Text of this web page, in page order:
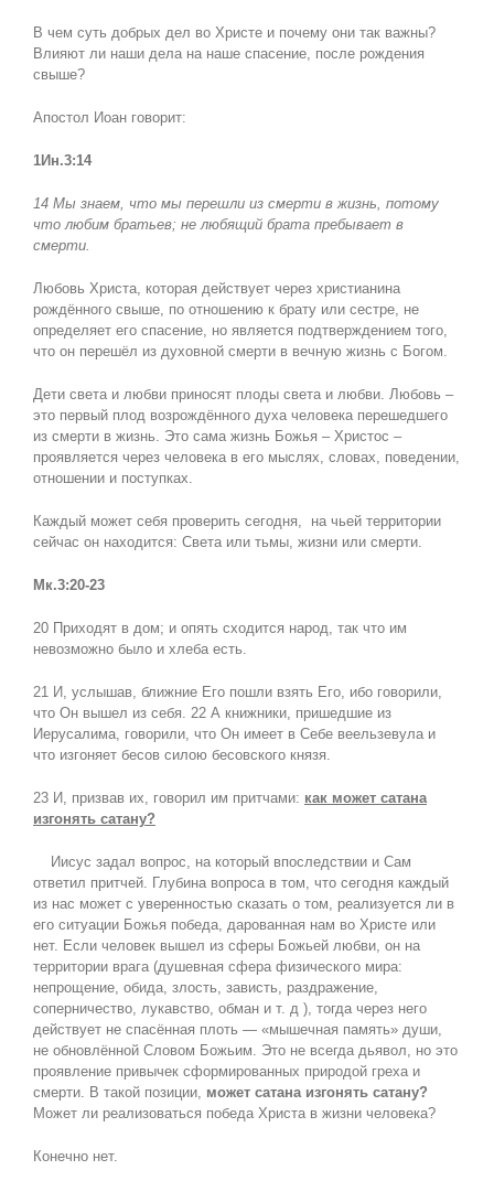
В чем суть добрых дел во Христе и почему они так важны?
Влияют ли наши дела на наше спасение, после рождения
свыше?
Апостол Иоан говорит:
1Ин.3:14
14 Мы знаем, что мы перешли из смерти в жизнь, потому
что любим братьев; не любящий брата пребывает в
смерти.
Любовь Христа, которая действует через христианина
рождённого свыше, по отношению к брату или сестре, не
определяет его спасение, но является подтверждением того,
что он перешёл из духовной смерти в вечную жизнь с Богом.
Дети света и любви приносят плоды света и любви. Любовь –
это первый плод возрождённого духа человека перешедшего
из смерти в жизнь. Это сама жизнь Божья – Христос –
проявляется через человека в его мыслях, словах, поведении,
отношении и поступках.
Каждый может себя проверить сегодня, на чьей территории
сейчас он находится: Света или тьмы, жизни или смерти.
Мк.3:20-23
20 Приходят в дом; и опять сходится народ, так что им
невозможно было и хлеба есть.
21 И, услышав, ближние Его пошли взять Его, ибо говорили,
что Он вышел из себя. 22 А книжники, пришедшие из
Иерусалима, говорили, что Он имеет в Себе веельзевула и
что изгоняет бесов силою бесовского князя.
23 И, призвав их, говорил им притчами: как может сатана
изгонять сатану?
Иисус задал вопрос, на который впоследствии и Сам
ответил притчей. Глубина вопроса в том, что сегодня каждый
из нас может с уверенностью сказать о том, реализуется ли в
его ситуации Божья победа, дарованная нам во Христе или
нет. Если человек вышел из сферы Божьей любви, он на
территории врага (душевная сфера физического мира:
непрощение, обида, злость, зависть, раздражение,
соперничество, лукавство, обман и т. д ), тогда через него
действует не спасённая плоть — «мышечная память» души,
не обновлённой Словом Божьим. Это не всегда дьявол, но это
проявление привычек сформированных природой греха и
смерти. В такой позиции, может сатана изгонять сатану?
Может ли реализоваться победа Христа в жизни человека?
Конечно нет.